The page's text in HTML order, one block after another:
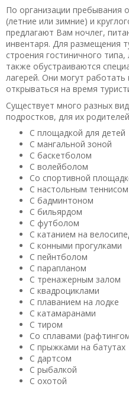
По организации пребывания
(летние или зимние) и
предлагают Вам ночлег,
инвентаря. Для размещения
строения гостиничного
также обустраиваются
лагерей. Они могут работать
открываться на время
Существует много разных
подростков, для их
С площадкой для детей
С мангальной зоной
С баскетболом
С волейболом
Со спортивной
С настольным теннисом
С бадминтоном
С бильярдом
С футболом
С катанием на
С конными прогулками
С пейнтболом
С парапланом
С тренажерным залом
С квадроциклами
С плаванием на лодке
С катамаранами
С тиром
Со сплавами
С прыжками на батутах
С дартсом
С рыбалкой
С охотой